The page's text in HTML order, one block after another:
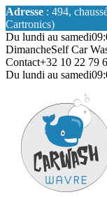
Adresse : 494,
Cartronics)
Du lundi au samedi
DimancheSelf Car
Contact+32 10 22 79
Du lundi au samedi